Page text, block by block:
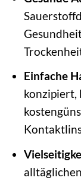
Einfache
konzipiert,